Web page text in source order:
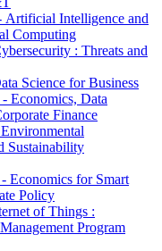
Intelligence and
Computing
: Threats and
Science for Business
Economics, Data
Finance
Sustainability
Economics for Smart
Policy
of Things :
Program